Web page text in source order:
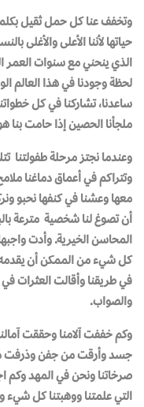
وتخفف عنا كل حمل ثقيل
حياتها لأننا الأعلى والأغلى
الذي ينحني مع سنوات العمر
لحظة وجودنا في هذا العالم
ساعدنا، تشاركنا في كل
ملجأنا الحصين إذا حامت
وعندما نجتز مرحلة طفولتنا
وتتراكم في أعماق دماغنا
معها وعشنا في كنفها نحبو
أن تصوغ لنا شخصية مترعة
المحاسن الخيرية. وأدت
كل شيء من الممكن أن يقدمه
في طريقنا وأقالت العثرات
والصواب.
وكم خففت آلامنا وحققت
جسد وأرقت من جفن وذرفت
صرخاتنا ونحن في المهد وكم
التي علمتنا ووهبتنا كل